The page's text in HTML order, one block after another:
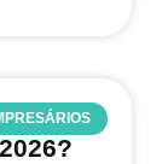
um